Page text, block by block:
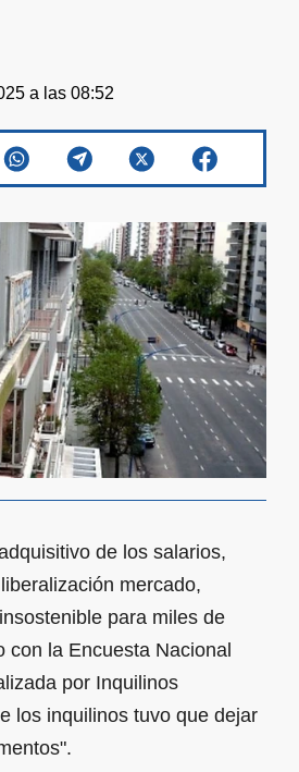
a las 08:52
de los salarios,
mercado,
para miles de
con la Encuesta Nacional
por Inquilinos
los inquilinos tuvo que dejar